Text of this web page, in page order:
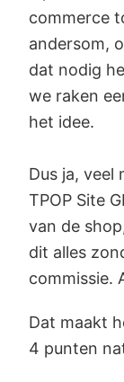
commerce
andersom,
dat nodig
we raken
het idee.
Dus ja, veel
TPOP Site
van de
dit alles
commissie.
Dat maakt
4 punten